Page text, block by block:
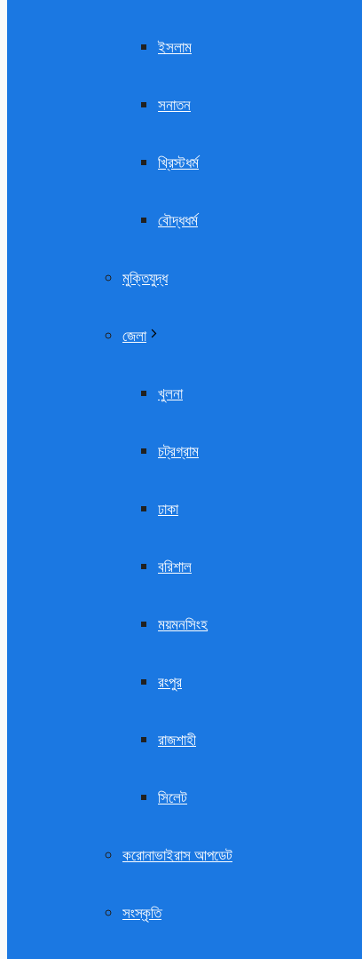
ইসলাম
সনাতন
খ্রিস্টধর্ম
বৌদ্ধধর্ম
মুক্তিযুদ্ধ
জেলা
খুলনা
চট্রগ্রাম
ঢাকা
বরিশাল
ময়মনসিংহ
রংপুর
রাজশাহী
সিলেট
করোনাভাইরাস আপডেট
সংস্কৃতি